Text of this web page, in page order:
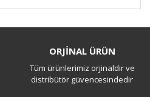
Yorum Yaz
ORJİNAL ÜRÜN
Tüm ürünlerimiz orjinaldir ve
distribütör güvencesindedir